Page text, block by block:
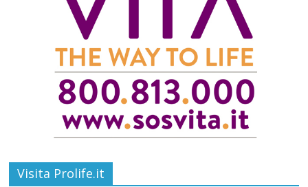
Visita Prolife.it